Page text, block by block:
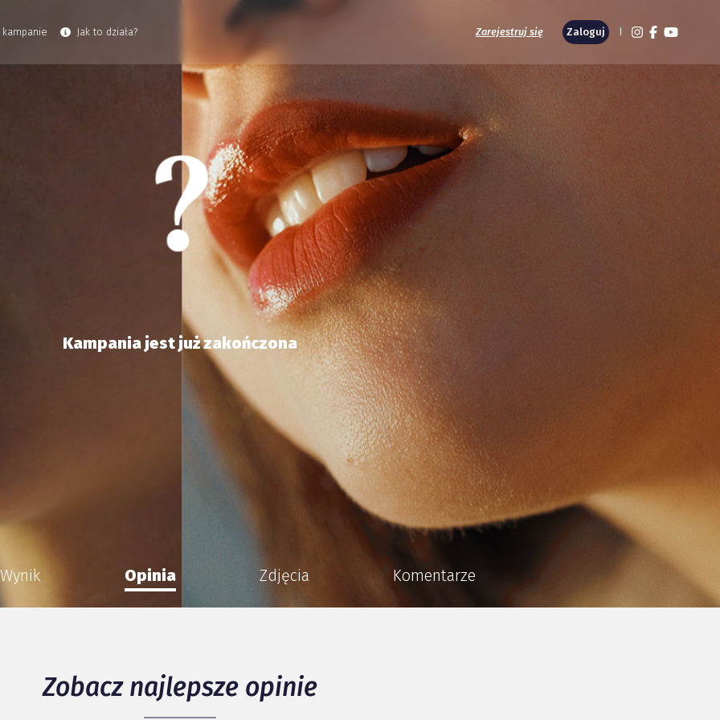
Jak to działa? Zarejestruj się Zaloguj
Kampania jest już zakończona
Wynik Opinia Zdjęcia Komentarze
Zobacz najlepsze opinie